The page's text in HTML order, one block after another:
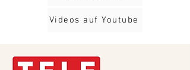
Videos auf Youtube